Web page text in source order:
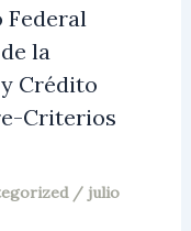
Federal
la
Crédito
Criterios
/ julio